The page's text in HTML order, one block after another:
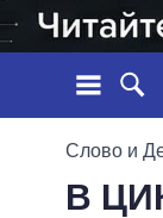
ЛЕНТА
Слово и
В